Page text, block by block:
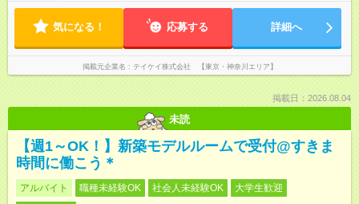
気になる！ 応募する 詳細へ
掲載元企業名 テイケイ株式会社 【東京・神奈川エリア】
掲載日：2026.08.04
未読
【週1～OK！】新築モデルルームで受付@すきま
時間に働こう＊
アルバイト 職種未経験OK 社会人未経験OK
大学生歓迎